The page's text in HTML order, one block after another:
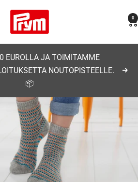
Prym 0
EUROLLA JA TOIMITAMME
NOUTOPISTEELLE.
📦